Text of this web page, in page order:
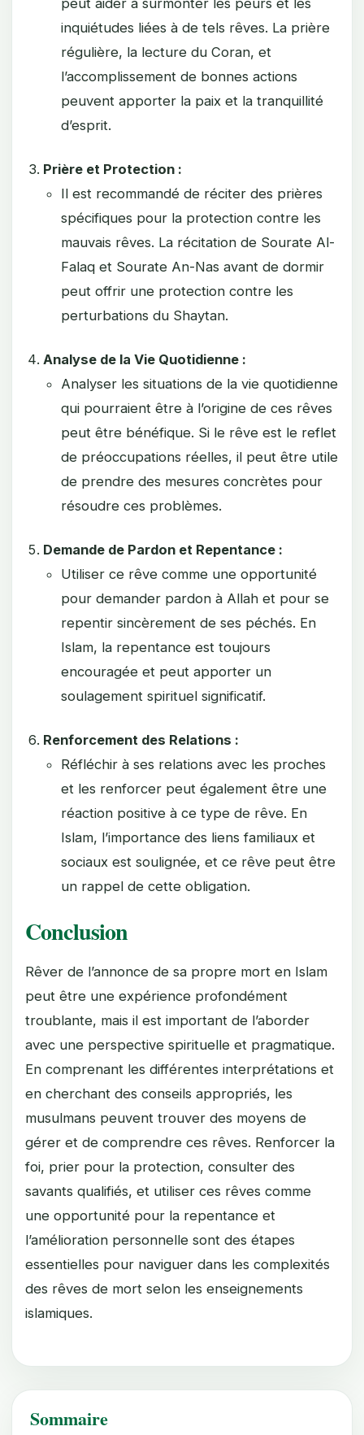
peut aider à surmonter les peurs et les
inquiétudes liées à de tels rêves. La prière
régulière, la lecture du Coran, et
l’accomplissement de bonnes actions
peuvent apporter la paix et la tranquillité
d’esprit.
Prière et Protection :
Il est recommandé de réciter des prières
spécifiques pour la protection contre les
mauvais rêves. La récitation de Sourate Al-
Falaq et Sourate An-Nas avant de dormir
peut offrir une protection contre les
perturbations du Shaytan.
Analyse de la Vie Quotidienne :
Analyser les situations de la vie quotidienne
qui pourraient être à l’origine de ces rêves
peut être bénéfique. Si le rêve est le reflet
de préoccupations réelles, il peut être utile
de prendre des mesures concrètes pour
résoudre ces problèmes.
Demande de Pardon et Repentance :
Utiliser ce rêve comme une opportunité
pour demander pardon à Allah et pour se
repentir sincèrement de ses péchés. En
Islam, la repentance est toujours
encouragée et peut apporter un
soulagement spirituel significatif.
Renforcement des Relations :
Réfléchir à ses relations avec les proches
et les renforcer peut également être une
réaction positive à ce type de rêve. En
Islam, l’importance des liens familiaux et
sociaux est soulignée, et ce rêve peut être
un rappel de cette obligation.
Conclusion
Rêver de l’annonce de sa propre mort en Islam
peut être une expérience profondément
troublante, mais il est important de l’aborder
avec une perspective spirituelle et pragmatique.
En comprenant les différentes interprétations et
en cherchant des conseils appropriés, les
musulmans peuvent trouver des moyens de
gérer et de comprendre ces rêves. Renforcer la
foi, prier pour la protection, consulter des
savants qualifiés, et utiliser ces rêves comme
une opportunité pour la repentance et
l’amélioration personnelle sont des étapes
essentielles pour naviguer dans les complexités
des rêves de mort selon les enseignements
islamiques.
Sommaire